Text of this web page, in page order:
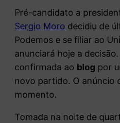
Pré-candidato a
Sergio Moro decidiu de
Podemos e se filiar ao
anunciará hoje a
confirmada ao blog por
novo partido. O anúncio
momento.
Tomada na noite de